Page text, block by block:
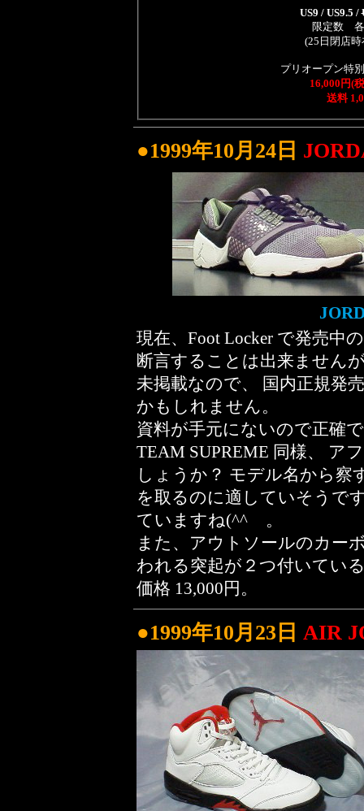
US9 / US9.5 /
限定数
(25日閉店
プリオープン
16,000円(
送料
●1999年10月24日
現在、Foot Locker で発売中
断言することは出来ません
未掲載なので、 国内正規発
かもしれません。
資料が手元にないので正確
TEAM SUPREME 同様、 ア
しょうか？ モデル名から察
を取るのに適していそうで
ていますね(^^ゞ。
また、アウトソールのカー
われる突起が２つ付いてい
価格 13,000円。
●1999年10月23日 AIR